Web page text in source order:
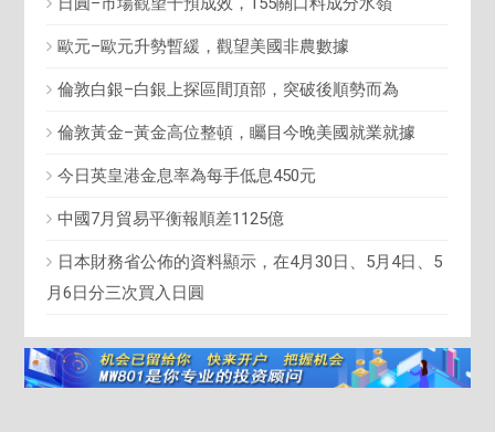
歐元–歐元升勢暫緩，觀望美國非農數據
倫敦白銀–白銀上探區間頂部，突破後順勢而為
倫敦黃金–黃金高位整頓，矚目今晚美國就業就據
今日英皇港金息率為每手低息450元
中國7月貿易平衡報順差1125億
日本財務省公佈的資料顯示，在4月30日、5月4日、5
月6日分三次買入日圓